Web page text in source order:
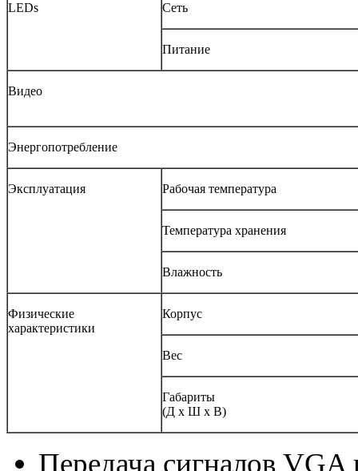
LEDs Сеть
Питание
Видео
Энергопотребление
Эксплуатация Рабочая температура
Температура хранения
Влажность
Физические
характеристики
Корпус
Вес
Габариты
(Д x Ш x В)
Передача сигналов